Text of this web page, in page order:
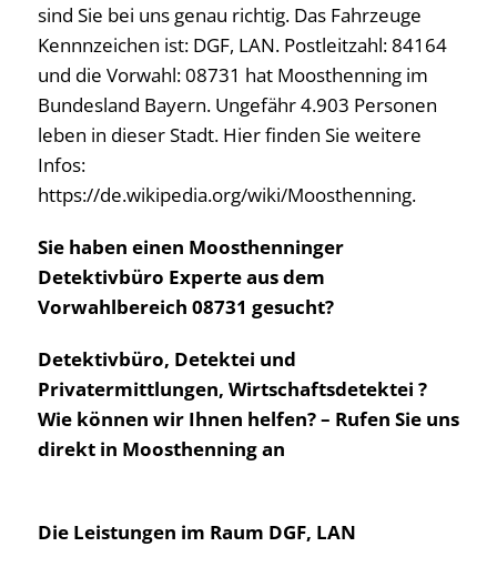
sind Sie bei uns genau richtig. Das Fahrzeuge
Kennnzeichen ist: DGF, LAN. Postleitzahl: 84164
und die Vorwahl: 08731 hat Moosthenning im
Bundesland Bayern. Ungefähr 4.903 Personen
leben in dieser Stadt. Hier finden Sie weitere
Infos:
https://de.wikipedia.org/wiki/Moosthenning.
Sie haben einen Moosthenninger
Detektivbüro Experte aus dem
Vorwahlbereich 08731 gesucht?
Detektivbüro, Detektei und
Privatermittlungen, Wirtschaftsdetektei ?
Wie können wir Ihnen helfen? – Rufen Sie uns
direkt in Moosthenning an
Die Leistungen im Raum DGF, LAN